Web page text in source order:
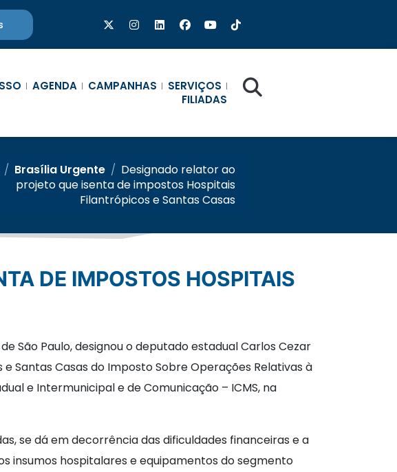
AGENDA CAMPANHAS
SERVIÇOS
FILIADAS
/ Brasília Urgente / Designado relator ao
projeto que isenta de impostos Hospitais
Filantrópicos e Santas Casas
São Paulo, designou o deputado estadual Carlos Cezar
Santas Casas do Imposto Sobre Operações Relativas à
e Intermunicipal e de Comunicação – ICMS, na
se dá em decorrência das dificuldades financeiras e a
insumos hospitalares e equipamentos do segmento